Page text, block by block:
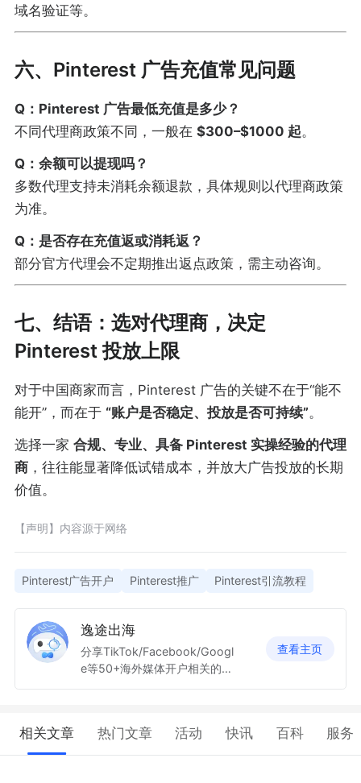
域名验证等。
六、Pinterest 广告充值常见问题
Q：Pinterest 广告最低充值是多少？
不同代理商政策不同，一般在 $300–$1000 起。
Q：余额可以提现吗？
多数代理支持未消耗余额退款，具体规则以代理商政策
为准。
Q：是否存在充值返或消耗返？
部分官方代理会不定期推出返点政策，需主动咨询。
七、结语：选对代理商，决定
Pinterest 投放上限
对于中国商家而言，Pinterest 广告的关键不在于“能不
能开”，而在于 “账户是否稳定、投放是否可持续”。
选择一家 合规、专业、具备 Pinterest 实操经验的代理
商，往往能显著降低试错成本，并放大广告投放的长期
价值。
【声明】内容源于网络
Pinterest广告开户 Pinterest推广 Pinterest引流教程
逸途出海
分享TikTok/Facebook/Googl
e等50+海外媒体开户相关的知
识，让商家出海投放更加轻松。
查看主页
相关文章 热门文章 活动 快讯 百科 服务